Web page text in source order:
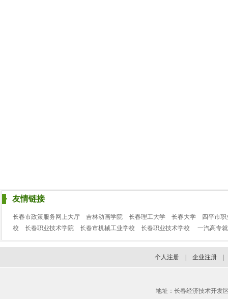
友情链接
长春市政策服务网上大厅 吉林动画学院 长春理工大学 长春大学
四平市
校
长春职业技术学院 长春市机械工业学校 长春职业技术学校 一汽高专
个人注册 企业注册
地址：长春经济技术开发